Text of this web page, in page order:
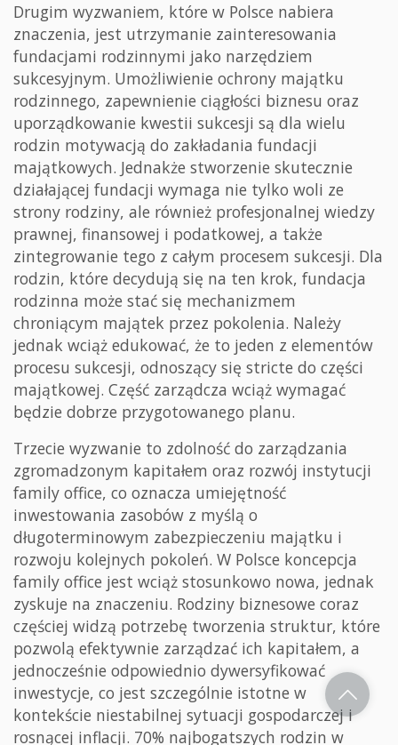
Drugim wyzwaniem, które w Polsce nabiera
znaczenia, jest utrzymanie zainteresowania
fundacjami rodzinnymi jako narzędziem
sukcesyjnym. Umożliwienie ochrony majątku
rodzinnego, zapewnienie ciągłości biznesu oraz
uporządkowanie kwestii sukcesji są dla wielu
rodzin motywacją do zakładania fundacji
majątkowych. Jednakże stworzenie skutecznie
działającej fundacji wymaga nie tylko woli ze
strony rodziny, ale również profesjonalnej wiedzy
prawnej, finansowej i podatkowej, a także
zintegrowanie tego z całym procesem sukcesji. Dla
rodzin, które decydują się na ten krok, fundacja
rodzinna może stać się mechanizmem
chroniącym majątek przez pokolenia. Należy
jednak wciąż edukować, że to jeden z elementów
procesu sukcesji, odnoszący się stricte do części
majątkowej. Część zarządcza wciąż wymagać
będzie dobrze przygotowanego planu.
Trzecie wyzwanie to zdolność do zarządzania
zgromadzonym kapitałem oraz rozwój instytucji
family office, co oznacza umiejętność
inwestowania zasobów z myślą o
długoterminowym zabezpieczeniu majątku i
rozwoju kolejnych pokoleń. W Polsce koncepcja
family office jest wciąż stosunkowo nowa, jednak
zyskuje na znaczeniu. Rodziny biznesowe coraz
częściej widzą potrzebę tworzenia struktur, które
pozwolą efektywnie zarządzać ich kapitałem, a
jednocześnie odpowiednio dywersyfikować
inwestycje, co jest szczególnie istotne w
kontekście niestabilnej sytuacji gospodarczej i
rosnącej inflacji. 70% najbogatszych rodzin w